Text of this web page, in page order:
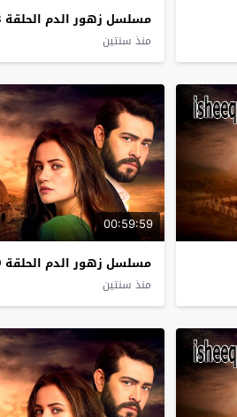
مسلسل زهور الدم الحلقة 393
منذ سنتين
00:59:59
مسلسل زهور الدم الحلقة 389
منذ سنتين